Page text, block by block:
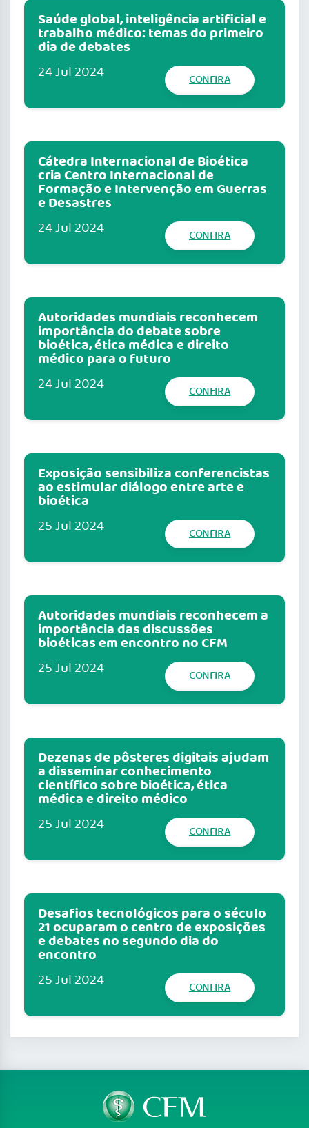
Saúde global, inteligência artificial e
trabalho médico: temas do primeiro
dia de debates
24 Jul 2024 CONFIRA
Cátedra Internacional de Bioética
cria Centro Internacional de
Formação e Intervenção em Guerras
e Desastres
24 Jul 2024 CONFIRA
Autoridades mundiais reconhecem
importância do debate sobre
bioética, ética médica e direito
médico para o futuro
24 Jul 2024 CONFIRA
Exposição sensibiliza conferencistas
ao estimular diálogo entre arte e
bioética
25 Jul 2024 CONFIRA
Autoridades mundiais reconhecem a
importância das discussões
bioéticas em encontro no CFM
25 Jul 2024 CONFIRA
Dezenas de pôsteres digitais ajudam
a disseminar conhecimento
científico sobre bioética, ética
médica e direito médico
25 Jul 2024 CONFIRA
Desafios tecnológicos para o século
21 ocuparam o centro de exposições
e debates no segundo dia do
encontro
25 Jul 2024 CONFIRA